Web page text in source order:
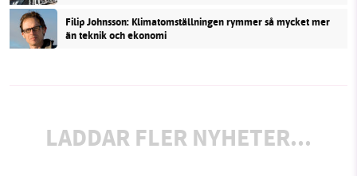
Filip Johnsson: Klimatomställningen rymmer så mycket mer
än teknik och ekonomi
LADDAR FLER NYHETER...